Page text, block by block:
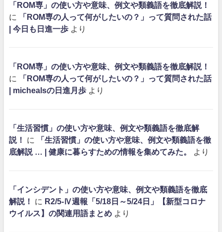
「ROM専」の使い方や意味、例文や類義語を徹底解説！
に
「ROM専の人って何がしたいの？」って質問された話
| 今日も日進一歩 より
「ROM専」の使い方や意味、例文や類義語を徹底解説！
に
「ROM専の人って何がしたいの？」って質問された話
| michealsの日進月歩 より
「生活習慣」の使い方や意味、例文や類義語を徹底解
説！
に
「生活習慣」の使い方や意味、例文や類義語を徹
底解説 … | 健康に暮らすための情報を集めてみた。
より
「インシデント」の使い方や意味、例文や類義語を徹底
解説！
に R2/5-Ⅳ週報「5/18日～5/24日」【新型コロナ
ウイルス】の関連用語まとめ より